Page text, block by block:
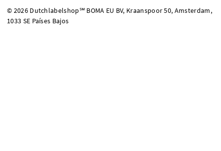
© 2026 Dutchlabelshop℠ BOMA EU BV, Kraanspoor 50, Amsterdam,
1033 SE Países Bajos